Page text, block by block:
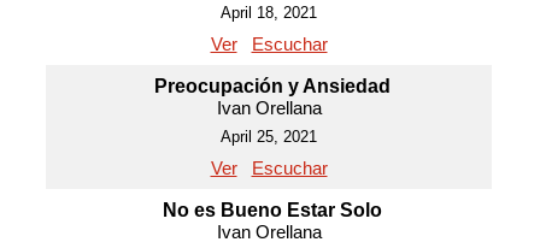
April 18, 2021
Ver Escuchar
Preocupación y Ansiedad
Ivan Orellana
April 25, 2021
Ver Escuchar
No es Bueno Estar Solo
Ivan Orellana